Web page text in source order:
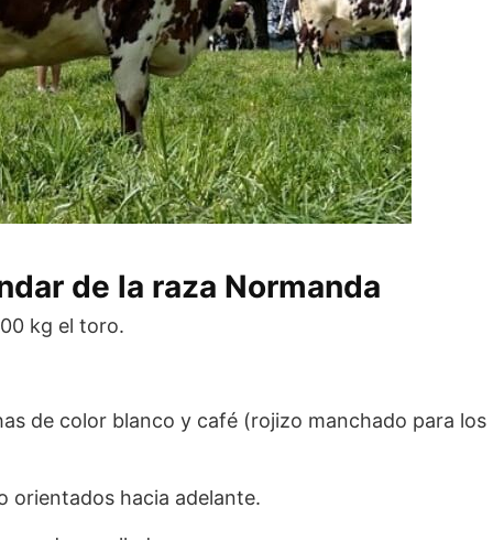
de la raza Normanda
kg el toro.
de color blanco y café (rojizo manchado para los
orientados hacia adelante.